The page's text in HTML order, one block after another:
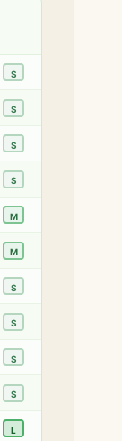
S
S
S
S
M
M
S
S
S
S
L